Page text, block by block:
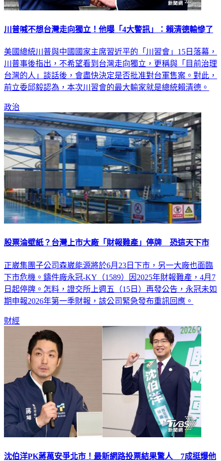
川普喊不想台灣走向獨立！他曝「4大警訊」：賴清德輸慘了
美國總統川普與中國國家主席習近平的「川習會」15日落幕，
川普事後指出，不希望看到台灣走向獨立，更稱與「目前治理
台灣的人」談話後，會盡快決定是否批准對台軍售案。對此，
前立委邱毅認為，本次川習會的最大輸家就是總統賴清德。
政治
股票淪壁紙？台灣上市大廠「財報難產」停牌 恐這天下市
正崴集團子公司森崴能源將於6月23日下市，另一大廠也面臨
下市危機。鑄件廠永冠-KY（1589）因2025年財報難產，4月7
日起停牌。怎料，證交所上週五（15日）再發公告，永冠未如
期申報2026年第一季財報，該公司緊急發布重訊回應。
財經
沈伯洋PK蔣萬安爭北市！最新網路投票結果驚人 7成挺爆他